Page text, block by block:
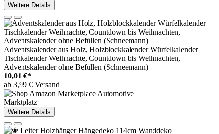
Weitere Details
Adventskalender aus Holz, Holzblockkalender Würfelkalender
Tischkalender Weihnachte, Countdown bis Weihnachten,
Adventskalender ohne Befüllen (Schneemann)
10,01 €*
ab 3,99 € Versand
Marktplatz
Weitere Details